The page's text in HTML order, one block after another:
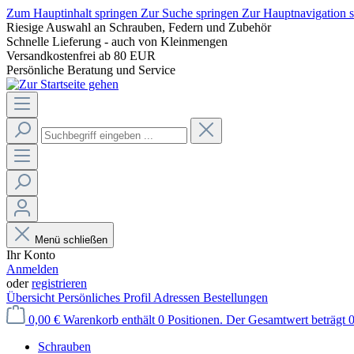
Zum Hauptinhalt springen Zur Suche springen Zur Hauptnavigation
Riesige Auswahl an Schrauben, Federn und Zubehör
Schnelle Lieferung - auch von Kleinmengen
Versandkostenfrei ab 80 EUR
Persönliche Beratung und Service
Menü schließen
Ihr Konto
Anmelden
oderregistrieren
Übersicht Persönliches Profil Adressen Bestellungen
0,00 € Warenkorb enthält 0 Positionen. Der Gesamtwert beträgt
Schrauben